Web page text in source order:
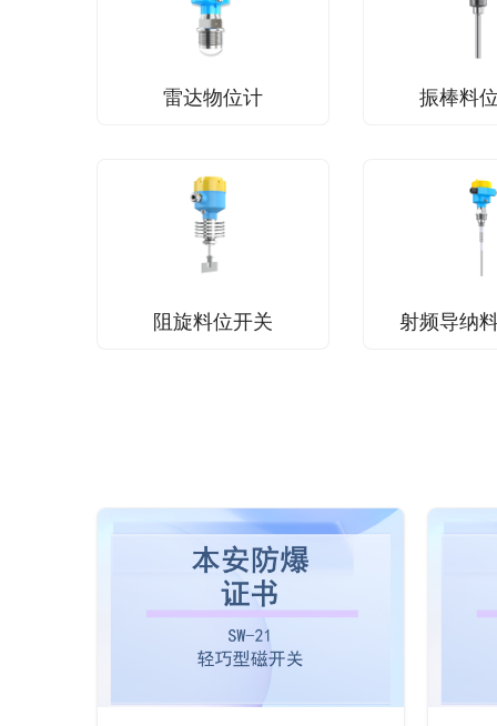
雷达物位计 振棒料
阻旋料位开关 射频导纳